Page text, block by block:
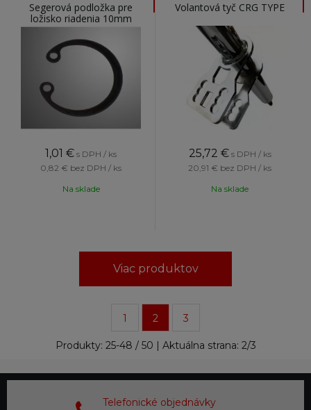
Segerová podložka pre
ložisko riadenia 10mm
1,01 € s DPH / ks
0,82 € bez DPH / ks
Na sklade
Volantová tyč CRG TYPE
25,72 € s DPH / ks
20,91 € bez DPH / ks
Na sklade
Viac produktov
1 2 3
Produkty: 25-48 / 50 | Aktuálna strana: 2/3
Telefonické objednávky